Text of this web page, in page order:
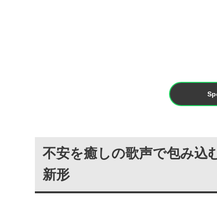
不安を癒しの歌声で包み込
新形